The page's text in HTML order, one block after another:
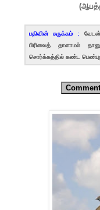
பதிவின் சுருக்கம் : வேடன்
பிரிவைத் தாளாமல்
சொர்க்கத்தில் கண்ட
Comment